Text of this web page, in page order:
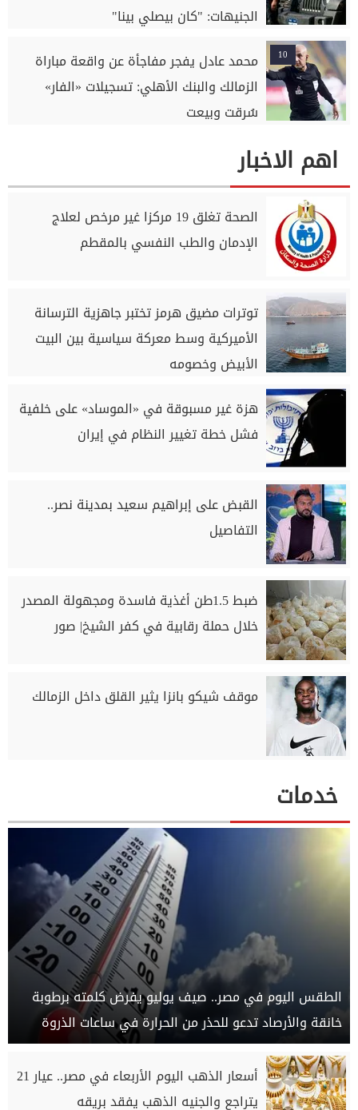
الجنيهات: "كان بيصلي بينا"
10
محمد عادل يفجر مفاجأة عن واقعة مباراة
الزمالك والبنك الأهلي: تسجيلات «الفار»
سُرقت وبيعت
اهم الاخبار
الصحة تغلق 19 مركزا غير مرخص لعلاج
الإدمان والطب النفسي بالمقطم
توترات مضيق هرمز تختبر جاهزية الترسانة
الأميركية وسط معركة سياسية بين البيت
الأبيض وخصومه
هزة غير مسبوقة في «الموساد» على خلفية
فشل خطة تغيير النظام في إيران
القبض على إبراهيم سعيد بمدينة نصر..
التفاصيل
ضبط 1.5طن أغذية فاسدة ومجهولة المصدر
خلال حملة رقابية في كفر الشيخ| صور
موقف شيكو بانزا يثير القلق داخل الزمالك
خدمات
الطقس اليوم في مصر.. صيف يوليو يفرض كلمته برطوبة
خانقة والأرصاد تدعو للحذر من الحرارة في ساعات الذروة
أسعار الذهب اليوم الأربعاء في مصر.. عيار 21
يتراجع والجنيه الذهب يفقد بريقه